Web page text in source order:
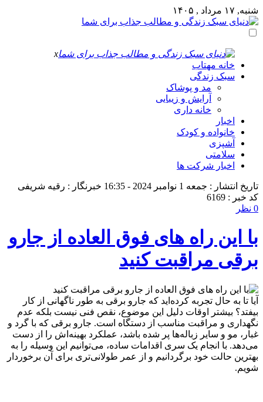
شنبه, ۱۷ مرداد , ۱۴۰۵
x
خانه مهتاب
سبک زندگی
مد و پوشاک
آرایش و زیبایی
خانه داری
اخبار
خانواده و کودک
آشپزی
سلامتی
اخبار شرکت ها
تاریخ انتشار : جمعه 1 نوامبر 2024 - 16:35
خبرنگار : رقیه شریفی
کد خبر : 6169
0 نظر
با این راه های فوق العاده از جارو
برقی مراقبت کنید
آیا تا به حال تجربه کرده‌اید که جارو برقی به طور ناگهانی از کار
بیفتد؟ بیشتر اوقات دلیل این موضوع، نقص فنی نیست بلکه عدم
نگهداری و مراقبت مناسب از دستگاه است. جارو برقی که با گرد و
غبار، مو و سایر زباله‌ها پر شده باشد، عملکرد بهینه‌اش را از دست
می‌دهد. با انجام یک سری اقدامات ساده، می‌توانیم این وسیله را به
بهترین حالت خود برگردانیم و از عمر طولانی‌تری برای آن برخوردار
شویم.